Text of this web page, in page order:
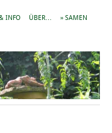
INFO ÜBER… » SAMEN